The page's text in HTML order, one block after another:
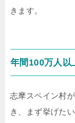
きます。
年間100万人以
志摩スペイン村
き、まず挙げた